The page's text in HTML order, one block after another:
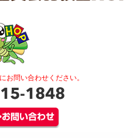
お問い合わせください。